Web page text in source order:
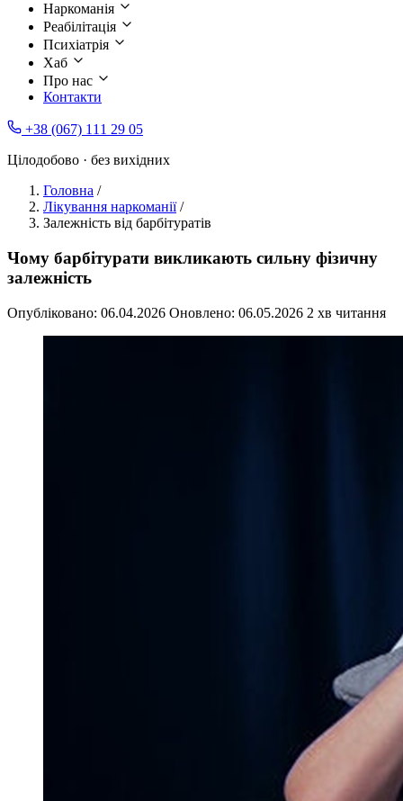
Наркоманія
Реабілітація
Психіатрія
Хаб
Про нас
Контакти
+38 (067) 111 29 05
Цілодобово · без вихідних
Головна /
Лікування наркоманії /
Залежність від барбітуратів
Чому барбітурати викликають сильну фізичну
залежність
Опубліковано: 06.04.2026 Оновлено: 06.05.2026 2 хв читання